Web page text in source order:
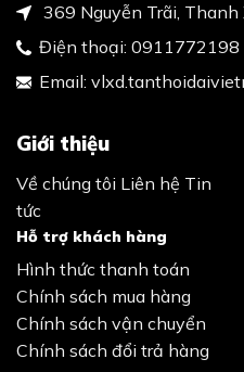
369 Nguyễn Trãi, Thanh
Điện thoại: 0911772198
Email:
Giới thiệu
Về chúng tôi Liên hệ Tin
tức
Hỗ trợ khách hàng
Hình thức thanh toán
Chính sách mua hàng
Chính sách vận chuyển
Chính sách đổi trả hàng